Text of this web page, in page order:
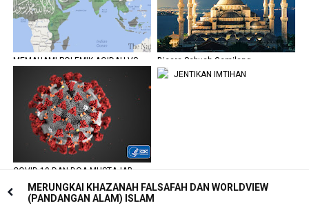
MEMAHAMI POLEMIK AQIDAH VS
Bicara Sebuah Gemilang
COVID-19 DAN DOA MUSTAJAB
JENTIKAN IMTIHAN
MERUNGKAI KHAZANAH FALSAFAH DAN WORLDVIEW
(PANDANGAN ALAM) ISLAM